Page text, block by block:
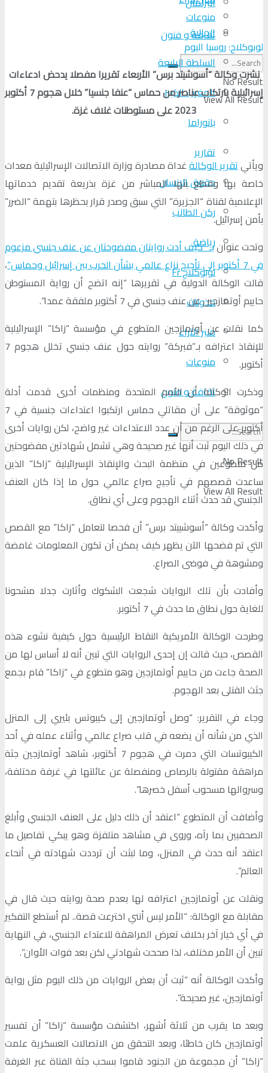
منوعات
ثقافة و فنون
No Result
View All Result
الجالية
السلطة الرابعة
المغرب الكبير
بانوراما
تقارير
حقوق الإنسان
ركن الطالب
رياضة
لوبوكلاج Fr
مدونات
منبر الآراء
منوعات
ثقافة و فنون
No Result
View All Result
لوبوكلاج: روسيا اليوم
نشرت وكالة “أسوشيتد برس” الأربعاء تقريرا مفصلا يدحض ادعاءات
إسرائيلية بارتكاب عناصر من حماس “عنفا جنسيا” خلال هجوم 7 أكتوبر
2023 على مستوطنات غلاف غزة.
ويأتيتقرير الوكالةغداة مصادرة وزارة الاتصالات الإسرائيلية معدات
خاصة بها وقطع بثها المباشر من غزة بذريعة تقديم خدماتها
الإعلامية لقناة “الجزيرة” التي سبق وصدر قرار بحظرها بتهمة “الضرر”
بأمن إسرائيل.
وتحت عنوانبـ “كيف أدت روايتان مفضوحتان عن عنف جنسي مزعوم
في 7 أكتوبر إلى تأجيج نزاع عالمي بشأن الحرب بين إسرائيل وحماس”
،
قالت الوكالة الدولية في تقريرها “إنه اتضح أن رواية المستوطن
حاييم أوتمازجين عن عنف جنسي في 7 أكتوبر ملفقة عمدا”.
كما نقلت عن أوتمازجين المتطوع في مؤسسة “زاكا” الإسرائيلية
للإنقاذ اعترافه بـ”فبركة” روايته حول عنف جنسي تخلل هجوم 7
أكتوبر.
وذكرت الوكالة أن الأمم المتحدة ومنظمات أخرى قدمت أدلة
“موثوقة” على أن مقاتلي حماس ارتكبوا اعتداءات جنسية في 7
أكتوبر على الرغم من أن عدد الاعتداءات غير واضح، لكن روايات أخرى
في ذلك اليوم ثبت أنها غير صحيحة وهي تشمل شهادتين مفضوحتين
من متطوعين في منظمة البحث والإنقاذ الإسرائيلية “زاكا” الذين
ساعدت قصصهم في تأجيج صراع عالمي حول ما إذا كان العنف
الجنسي قد حدث أثناء الهجوم وعلى أي نطاق.
وأكدت وكالة “أسوشييتد برس” أن فحصا لتعامل “زاكا” مع القصص
التي تم فضحها الآن يظهر كيف يمكن أن تكون المعلومات غامضة
ومشوهة في فوضى الصراع.
وأفادت بأن تلك الروايات شجعت الشكوك وأثارت جدلا مشحونا
للغاية حول نطاق ما حدث في 7 أكتوبر.
وطرحت الوكالة الأمريكية النقاط الرئيسية حول كيفية نشوء هذه
القصص، حيث قالت إن إحدى الروايات التي تبين أنه لا أساس لها من
الصحة جاءت من حاييم أوتمازجين وهو متطوع في “زاكا” قام بجمع
جثث القتلى بعد الهجوم.
وجاء في التقرير: “وصل أوتمازجين إلى كيبوتس بئيري إلى المنزل
الذي من شأنه أن يضعه في قلب صراع عالمي وأثناء عمله في أحد
الكيبوتسات التي دمرت في هجوم 7 أكتوبر، شاهد أوتمازجين جثة
مراهقة مقتولة بالرصاص ومنفصلة عن عائلتها في غرفة مختلفة،
وسروالها مسحوب أسفل خصرها”.
وأضافت أن المتطوع “اعتقد أن ذلك دليل على العنف الجنسي وأبلغ
الصحفيين بما رآه، وروى في مشاهد متلفزة وهو يبكي تفاصيل ما
اعتقد أنه حدث في المنزل، وما لبثت أن ترددت شهادته في أنحاء
العالم”.
ونقلت عن أوتمازجين اعترافه لها بعدم صحة روايته حيث قال في
مقابلة مع الوكالة: “الأمر ليس أنني اخترعت قصة.. لم أستطع التفكير
في أي خيار آخر بخلاف تعرض المراهقة للاعتداء الجنسي، في النهاية
تبين أن الأمر مختلف، لذا صححت شهادتي لكن بعد فوات الأوان”.
وأكدت الوكالة أنه “ثبت أن بعض الروايات من ذلك اليوم مثل رواية
أوتمازجين، غير صحيحة”.
وبعد ما يقرب من ثلاثة أشهر، اكتشفت مؤسسة “زاكا” أن تفسير
أوتمازجين كان خاطئا، وبعد التحقق من الاتصالات العسكرية علمت
“زاكا” أن مجموعة من الجنود قاموا بسحب جثة الفتاة عبر الغرفة